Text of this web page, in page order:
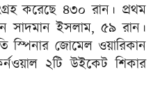
করেছে ৪৩০ রান। প্রথম
সাদমান ইসলাম, ৫৯ রান।
স্পিনার জোমেল ওয়ারিকান
২টি উইকেট শিকার